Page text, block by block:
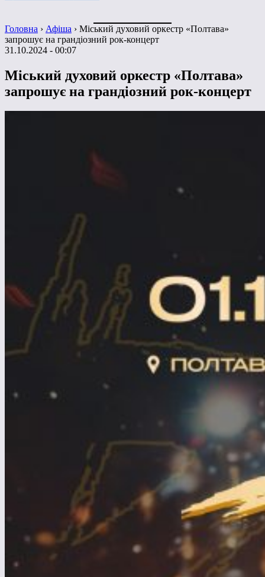
Головна › Афіша › Міський духовий оркестр «Полтава»
запрошує на грандіозний рок-концерт
31.10.2024 - 00:07
Міський духовий оркестр «Полтава»
запрошує на грандіозний рок-концерт